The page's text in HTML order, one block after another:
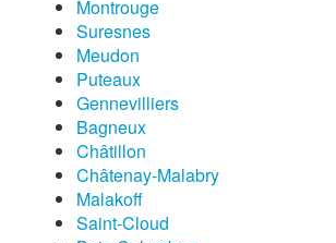
Montrouge
Suresnes
Meudon
Puteaux
Gennevilliers
Bagneux
Châtillon
Châtenay-Malabry
Malakoff
Saint-Cloud